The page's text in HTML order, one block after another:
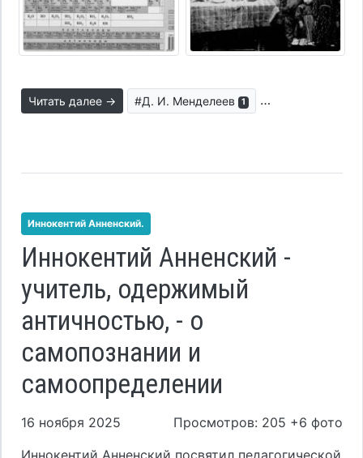
Читать далее → #Д. И. Менделеев 1 #парадигма
Иннокентий Анненский.
Иннокентий Анненский -
учитель, одержимый
античностью, - о
самопознании и
самоопределении
16 ноября 2025
Просмотров: 205 +6 фото
Иннокентий Анненский посвятил педагогической